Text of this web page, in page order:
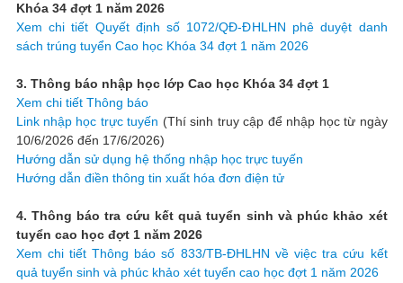
Khóa 34 đợt 1 năm 2026
Xem chi tiết Quyết định số 1072/QĐ-ĐHLHN phê duyệt danh
sách trúng tuyển Cao học Khóa 34 đợt 1 năm 2026
3. Thông báo nhập học lớp Cao học Khóa 34 đợt 1
Xem chi tiết Thông báo
Link nhập học trực tuyến (Thí sinh truy cập để nhập học từ ngày
10/6/2026 đến 17/6/2026)
Hướng dẫn sử dụng hệ thống nhập học trực tuyến
Hướng dẫn điền thông tin xuất hóa đơn điện tử
4. Thông báo tra cứu kết quả tuyển sinh và phúc khảo xét
tuyển cao học đợt 1 năm 2026
Xem chi tiết Thông báo số 833/TB-ĐHLHN về việc tra cứu kết
quả tuyển sinh và phúc khảo xét tuyển cao học đợt 1 năm 2026